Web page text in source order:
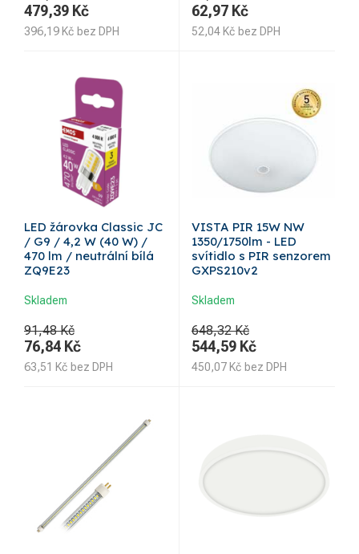
479,39 Kč
396,19 Kč bez DPH
62,97 Kč
52,04 Kč bez DPH
LED žárovka Classic JC
/ G9 / 4,2 W (40 W) /
470 lm / neutrální bílá
ZQ9E23
Skladem
91,48 Kč
76,84 Kč
63,51 Kč bez DPH
VISTA PIR 15W NW
1350/1750lm - LED
svítidlo s PIR senzorem
GXPS210v2
Skladem
648,32 Kč
544,59 Kč
450,07 Kč bez DPH